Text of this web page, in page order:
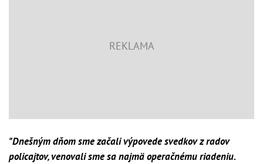
"Dnešným dňom sme začali výpovede svedkov z radov
policajtov, venovali sme sa najmä operačnému riadeniu.